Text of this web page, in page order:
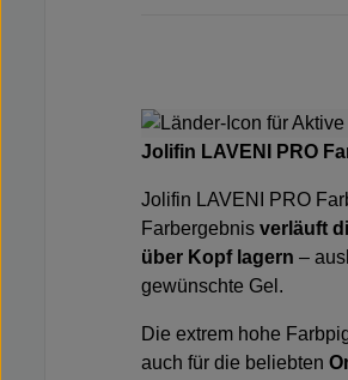
Jolifin LAVENI PRO
Jolifin LAVENI PRO
Farbergebnis verläuft
über Kopf lagern –
gewünschte Gel.
Die extrem hohe
auch für die beliebten